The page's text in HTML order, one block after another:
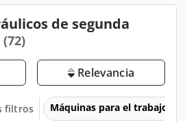
de segunda
(72)
Relevancia
filtros Máquinas para el trabajo